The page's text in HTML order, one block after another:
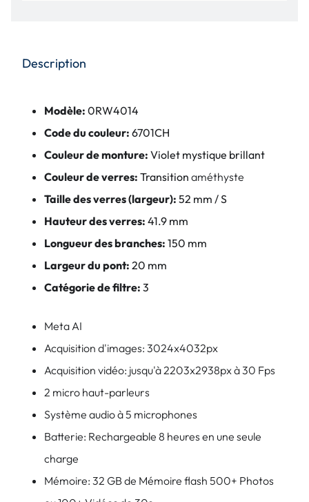
Description
Modèle: 0RW4014
Code du couleur: 6701CH
Couleur de monture: Violet mystique brillant
Couleur de verres: Transition améthyste
Taille des verres (largeur): 52 mm / S
Hauteur des verres: 41.9 mm
Longueur des branches: 150 mm
Largeur du pont: 20 mm
Catégorie de filtre: 3
Meta AI
Acquisition d'images: 3024x4032px
Acquisition vidéo: jusqu'à 2203x2938px à 30 Fps
2 micro haut-parleurs
Système audio à 5 microphones
Batterie: Rechargeable 8 heures en une seule
charge
Mémoire: 32 GB de Mémoire flash 500+ Photos